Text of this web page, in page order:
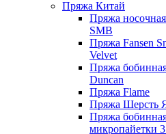
Пряжа Китай
Пряжа носочная
SMB
Пряжа Fansen
Velvet
Пряжа
Duncan
Пряжа Flame
Пряжа Шерсть
Пряжа
микропайетки